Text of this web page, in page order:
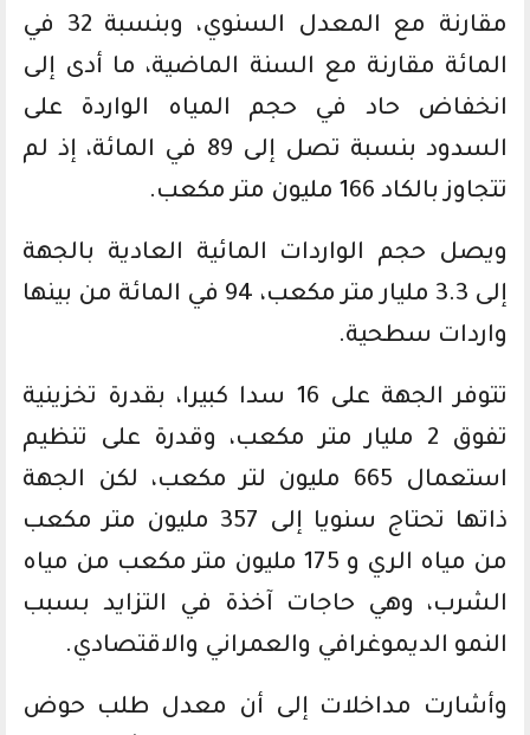
مقارنة مع المعدل السنوي، وبنسبة 32 في
المائة مقارنة مع السنة الماضية، ما أدى إلى
انخفاض حاد في حجم المياه الواردة على
السدود بنسبة تصل إلى 89 في المائة، إذ لم
تتجاوز بالكاد 166 مليون متر مكعب.
ويصل حجم الواردات المائية العادية بالجهة
إلى 3.3 مليار متر مكعب، 94 في المائة من بينها
واردات سطحية.
تتوفر الجهة على 16 سدا كبيرا، بقدرة تخزينية
تفوق 2 مليار متر مكعب، وقدرة على تنظيم
استعمال 665 مليون لتر مكعب، لكن الجهة
ذاتها تحتاج سنويا إلى 357 مليون متر مكعب
من مياه الري و 175 مليون متر مكعب من مياه
الشرب، وهي حاجات آخذة في التزايد بسبب
النمو الديموغرافي والعمراني والاقتصادي.
وأشارت مداخلات إلى أن معدل طلب حوض